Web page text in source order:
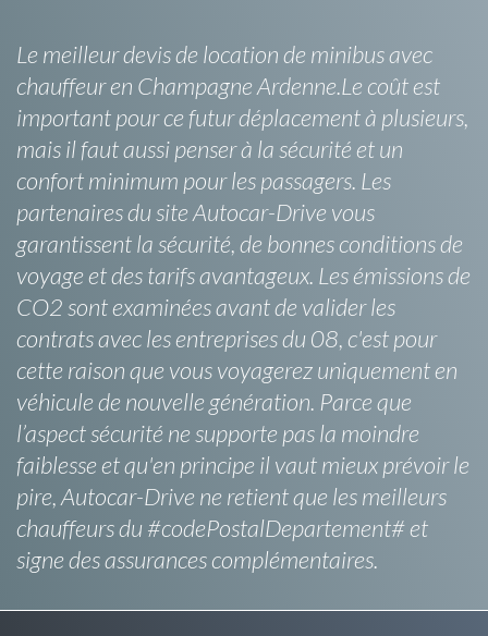
Le meilleur devis de location de minibus avec
chauffeur en Champagne Ardenne.Le coût est
important pour ce futur déplacement à plusieurs,
mais il faut aussi penser à la sécurité et un
confort minimum pour les passagers. Les
partenaires du site Autocar-Drive vous
garantissent la sécurité, de bonnes conditions de
voyage et des tarifs avantageux. Les émissions de
CO2 sont examinées avant de valider les
contrats avec les entreprises du 08, c'est pour
cette raison que vous voyagerez uniquement en
véhicule de nouvelle génération. Parce que
l’aspect sécurité ne supporte pas la moindre
faiblesse et qu'en principe il vaut mieux prévoir le
pire, Autocar-Drive ne retient que les meilleurs
chauffeurs du #codePostalDepartement# et
signe des assurances complémentaires.